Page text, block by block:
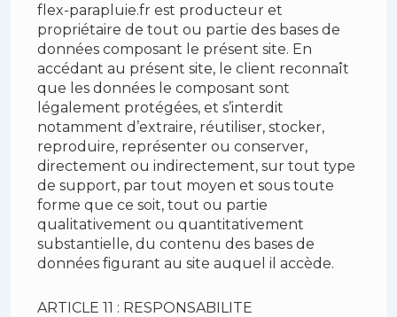
flex-parapluie.fr est producteur et
propriétaire de tout ou partie des bases de
données composant le présent site. En
accédant au présent site, le client reconnaît
que les données le composant sont
légalement protégées, et s’interdit
notamment d’extraire, réutiliser, stocker,
reproduire, représenter ou conserver,
directement ou indirectement, sur tout type
de support, par tout moyen et sous toute
forme que ce soit, tout ou partie
qualitativement ou quantitativement
substantielle, du contenu des bases de
données figurant au site auquel il accède.
ARTICLE 11 : RESPONSABILITE